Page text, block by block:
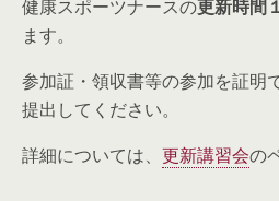
健康スポーツナースの更新時間
ます。
参加証・領収書等の参加を証明
提出してください。
詳細については、 更新講習会の